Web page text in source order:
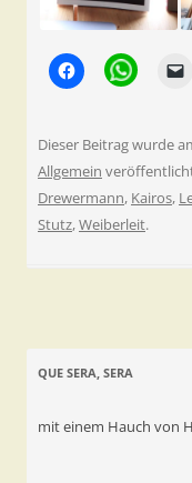
Dieser Beitrag wurde
Allgemein
Drewermann, Kairos,
Stutz,Weiberleit.
QUE SERA, SERA
mit einem Hauch von